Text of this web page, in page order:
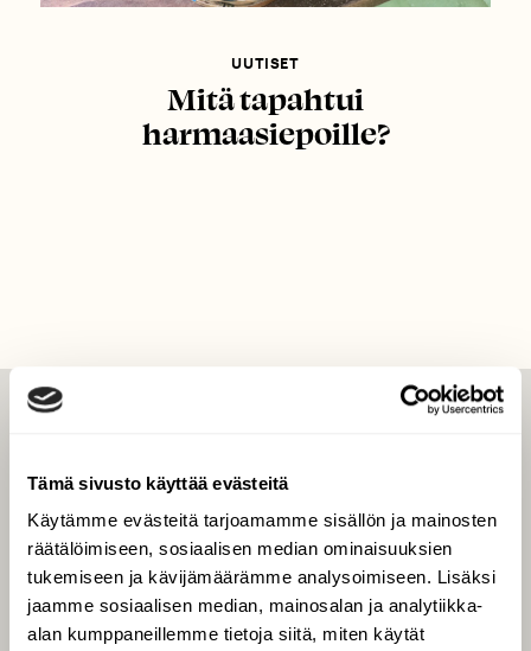
Tämä sivusto käyttää evästeitä
Käytämme evästeitä tarjoamamme sisällön ja mainosten
räätälöimiseen, sosiaalisen median ominaisuuksien
tukemiseen ja kävijämäärämme analysoimiseen. Lisäksi
jaamme sosiaalisen median, mainosalan ja analytiikka-
alan kumppaneillemme tietoja siitä, miten käytät
UUTISET
Mitä tapahtui
harmaasiepoille?
Uusin lehti
Tilaa Suomen Luonto
Tilaa digilukuoikeus
Äänestä parasta juttua
Tilaa uutiskirje